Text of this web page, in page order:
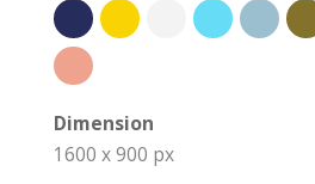
Dimension
1600 x 900 px